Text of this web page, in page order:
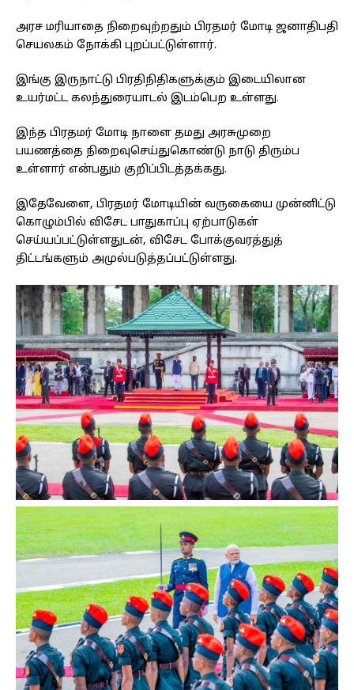
அரச மரியாதை நிறைவுற்றதும் பிரதமர் மோடி ஜனாதிபதி
செயலகம் நோக்கி புறப்பட்டுள்ளார்.
இங்கு இருநாட்டு பிரதிநிதிகளுக்கும் இடையிலான
உயர்மட்ட கலந்துரையாடல் இடம்பெற உள்ளது.
இந்த பிரதமர் மோடி நாளை தமது அரசுமுறை
பயணத்தை நிறைவுசெய்துகொண்டு நாடு திரும்ப
உள்ளார் என்பதும் குறிப்பிடத்தக்கது.
இதேவேளை, பிரதமர் மோடியின் வருகையை முன்னிட்டு
கொழும்பில் விசேட பாதுகாப்பு ஏற்பாடுகள்
செய்யப்பட்டுள்ளதுடன், விசேட போக்குவரத்துத்
திட்டங்களும் அமுல்படுத்தப்பட்டுள்ளது.